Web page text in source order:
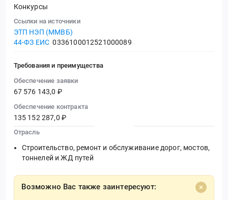
Конкурсы
Ссылки на источники
ЭТП НЭП (ММВБ)
44-ФЗ ЕИС 0336100012521000089
Требования и преимущества
Обеспечение заявки
67 576 143,0 ₽
Обеспечение контракта
135 152 287,0 ₽
Отрасль
Строительство, ремонт и обслуживание дорог, мостов,
тоннелей и ЖД путей
Возможно Вас также заинтересуют: